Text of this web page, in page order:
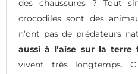
des chaussures ? Tout
crocodiles sont des
n’ont pas de prédateurs
aussi à l’aise sur la terre
vivent très longtemps.